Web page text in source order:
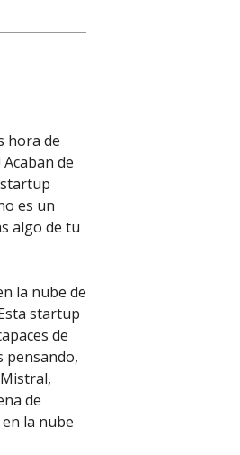
hora de
de
es un
algo de tu
la nube de
startup
de
pensando,
de
la nube